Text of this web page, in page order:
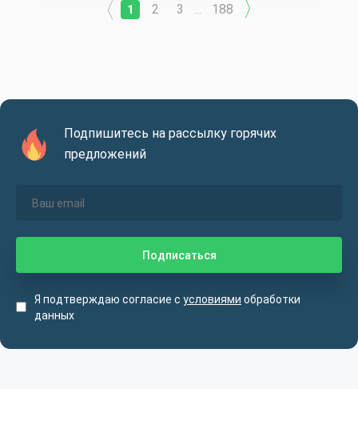
1 2 3 188
Подпишитесь на рассылку горячих
предложений
Я подтверждаю согласие с условиями обработки
данных